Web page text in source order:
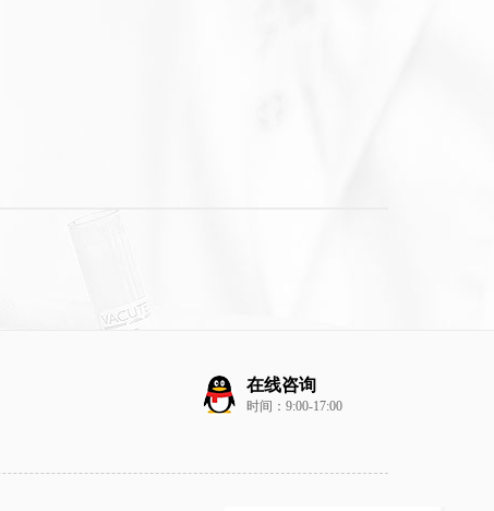
在线咨询
时间：9:00-17:00